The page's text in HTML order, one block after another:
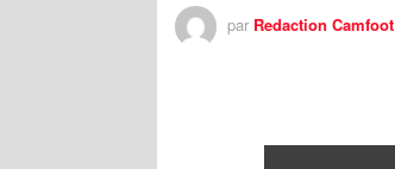
par Redaction Camfoot